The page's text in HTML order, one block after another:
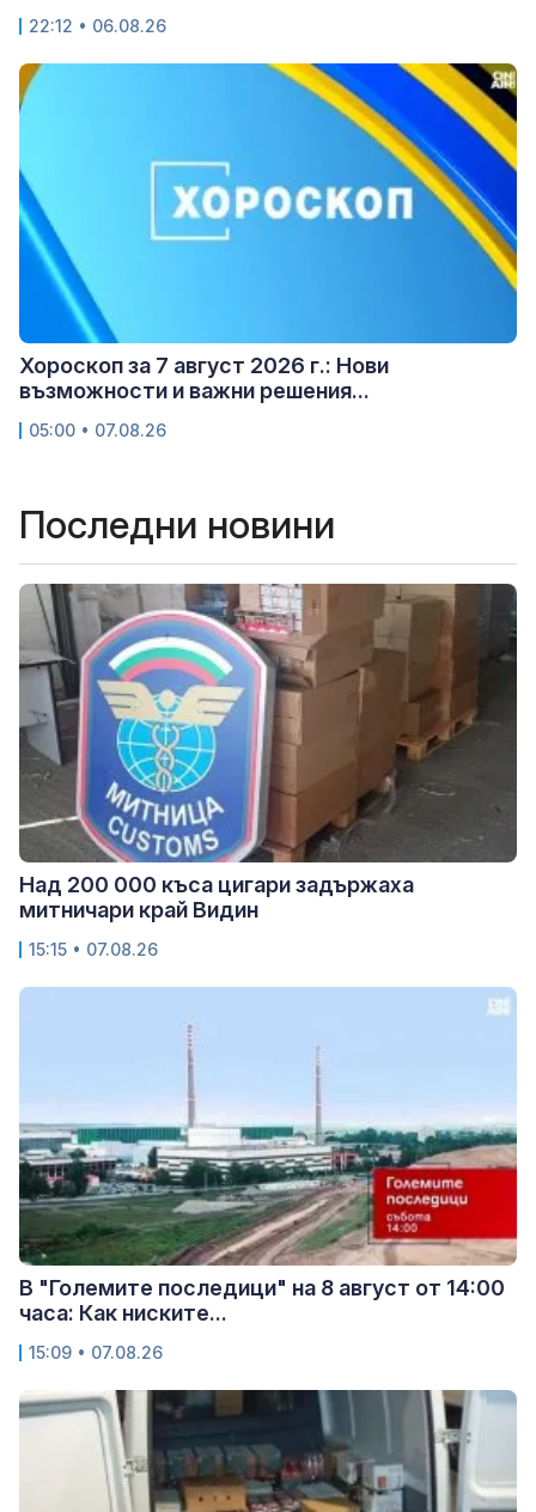
22:12 • 06.08.26
Хороскоп за 7 август 2026 г.: Нови
възможности и важни решения...
05:00 • 07.08.26
Последни новини
Над 200 000 къса цигари задържаха
митничари край Видин
15:15 • 07.08.26
В "Големите последици" на 8 август от 14:00
часа: Как ниските...
15:09 • 07.08.26